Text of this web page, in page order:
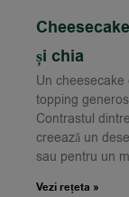
și chia
Un cheesecake
topping
Contrastul
creează un
sau pentru un
Vezi rețeta »